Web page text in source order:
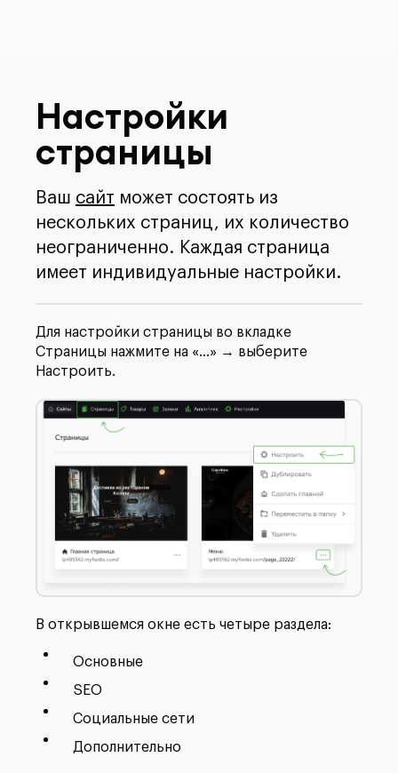
Настройки
страницы
Ваш сайт может состоять из
нескольких страниц, их количество
неограниченно. Каждая страница
имеет индивидуальные настройки.
Для настройки страницы во вкладке
Страницы нажмите на «...» → выберите
Настроить.
В открывшемся окне есть четыре раздела:
Основные
SEO
Социальные сети
Дополнительно